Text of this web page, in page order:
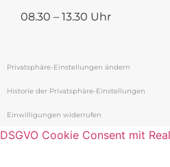
08.30 – 13.30 Uhr
Privatsphäre-Einstellungen ändern
Historie der Privatsphäre-Einstellungen
Einwilligungen widerrufen
DSGVO Cookie Consent mit